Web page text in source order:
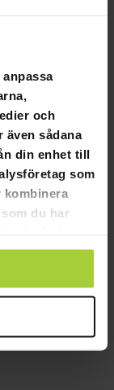
och
även sådana
din enhet till
som
kombinera
du har
inuti